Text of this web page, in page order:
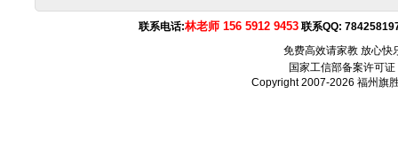
联系电话:林老师 156 5912 9453 联系QQ:
免费高效请家教 放心快
国家工信部备案许可证
Copyright 2007-2026 福州旗